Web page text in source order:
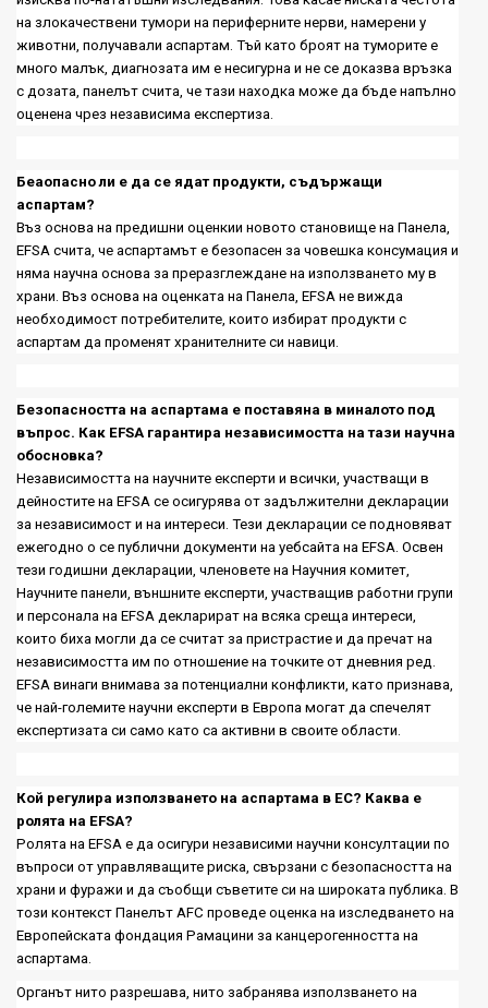
на злокачествени тумори на периферните нерви, намерени у
животни, получавали аспартам. Тъй като броят на туморите е
много малък, диагнозата им е несигурна и не се доказва връзка
с дозата, панелът счита, че тази находка може да бъде напълно
оценена чрез независима експертиза.
Беаопасно ли е да се ядат продукти, съдържащи
аспартам?
Въз основа на предишни оценкии новото становище на Панела,
EFSA счита, че аспартамът е безопасен за човешка консумация и
няма научна основа за преразглеждане на използването му в
храни. Въз основа на оценката на Панела , EFSA не вижда
необходимост потребителите, които избират продукти с
аспартам да променят хранителните си навици.
Безопасността на аспартама е поставяна в миналото под
въпрос. Как EFSA гарантира независимостта на тази научна
обосновка?
Независимостта на научните експерти и всички, участващи в
дейностите на EFSA се осигурява от задължителни декларации
за независимост и на интереси. Тези декларации се подновяват
ежегодно о се публични документи на уебсайта на EFSA. Освен
тези годишни декларации, членовете на Научния комитет,
Научните панели, външните експерти, участващив работни групи
и персонала на EFSA декларират на всяка среща интереси,
които биха могли да се считат за пристрастие и да пречат на
независимостта им по отношение на точките от дневния ред.
EFSA винаги внимава за потенциални конфликти, като признава,
че най-големите научни експерти в Европа могат да спечелят
експертизата си само като са активни в своите области.
Кой регулира използването на аспартама в ЕС? Каква е
ролята на EFSA?
Ролята на EFSA е да осигури независими научни консултации по
въпроси от управляващите риска, свързани с безопасността на
храни и фуражи и да съобщи съветите си на широката публика. В
този контекст Панелът AFC проведе оценка на изследването на
Европейската фондация Рамацини за канцерогенността на
аспартама.
Органът нито разрешава, нито забранява използването на